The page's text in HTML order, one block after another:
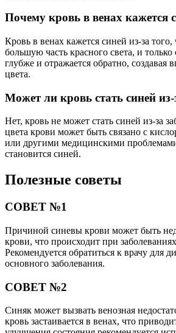
Почему кровь в венах кажется
Кровь в венах кажется синей из-за
большую часть красного света, и
глубже и отражается обратно, создавая
цвета.
Может ли кровь стать синей из-
Нет, кровь не может стать синей из-за
цвета крови может быть связано с
или другими медицинскими
становится синей.
Полезные советы
СОВЕТ №1
Причиной синевы крови может быть
крови, что происходит при
Рекомендуется обратиться к врачу для
основного заболевания.
СОВЕТ №2
Синяк может вызвать венозная
кровь застаивается в венах, что